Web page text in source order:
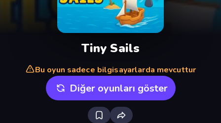
Tiny Sails
Bu oyun sadece bilgisayarlarda mevcuttur
Diğer oyunları göster